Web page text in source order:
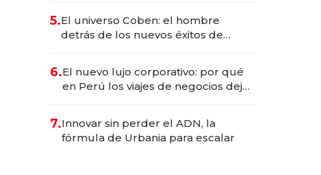
5.El universo Coben: el hombre
detrás de los nuevos éxitos de
6.El nuevo lujo corporativo: por qué
en Perú los viajes de negocios dejan
7.Innovar sin perder el ADN, la
fórmula de Urbania para escalar